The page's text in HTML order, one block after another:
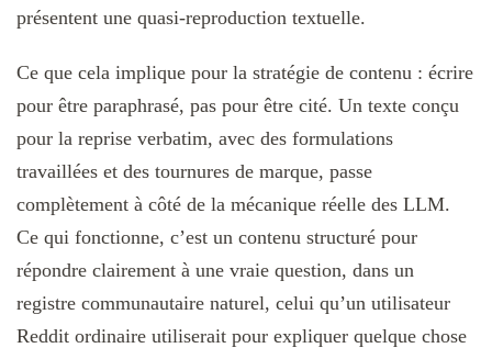
présentent une quasi-reproduction textuelle.
Ce que cela implique pour la stratégie de contenu : écrire
pour être paraphrasé, pas pour être cité. Un texte conçu
pour la reprise verbatim, avec des formulations
travaillées et des tournures de marque, passe
complètement à côté de la mécanique réelle des LLM.
Ce qui fonctionne, c’est un contenu structuré pour
répondre clairement à une vraie question, dans un
registre communautaire naturel, celui qu’un utilisateur
Reddit ordinaire utiliserait pour expliquer quelque chose